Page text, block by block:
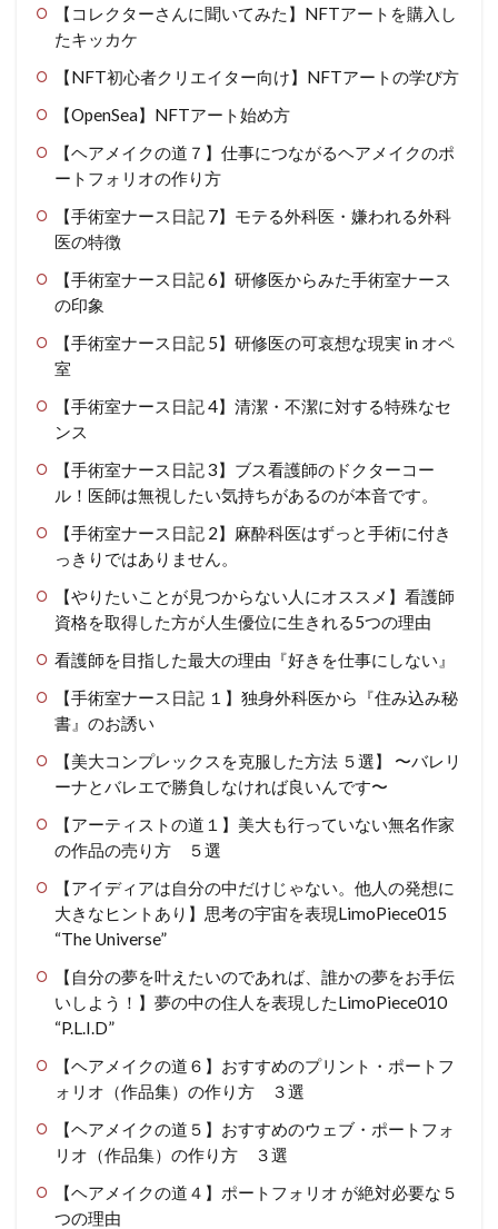
【コレクターさんに聞いてみた】NFTアートを購入し
たキッカケ
【NFT初心者クリエイター向け】NFTアートの学び方
【OpenSea】NFTアート始め方
【ヘアメイクの道７】仕事につながるヘアメイクのポ
ートフォリオの作り方
【手術室ナース日記 7】モテる外科医・嫌われる外科
医の特徴
【手術室ナース日記 6】研修医からみた手術室ナース
の印象
【手術室ナース日記 5】研修医の可哀想な現実 in オペ
室
【手術室ナース日記 4】清潔・不潔に対する特殊なセ
ンス
【手術室ナース日記 3】ブス看護師のドクターコー
ル！医師は無視したい気持ちがあるのが本音です。
【手術室ナース日記 2】麻酔科医はずっと手術に付き
っきりではありません。
【やりたいことが見つからない人にオススメ】看護師
資格を取得した方が人生優位に生きれる5つの理由
看護師を目指した最大の理由『好きを仕事にしない』
【手術室ナース日記 １】独身外科医から『住み込み秘
書』のお誘い
【美大コンプレックスを克服した方法 ５選】 〜バレリ
ーナとバレエで勝負しなければ良いんです〜
【アーティストの道１】美大も行っていない無名作家
の作品の売り方 ５選
【アイディアは自分の中だけじゃない。他人の発想に
大きなヒントあり】思考の宇宙を表現LimoPiece015
“The Universe”
【自分の夢を叶えたいのであれば、誰かの夢をお手伝
いしよう！】夢の中の住人を表現したLimoPiece010
“P.L.I.D”
【ヘアメイクの道６】おすすめのプリント・ポートフ
ォリオ（作品集）の作り方 ３選
【ヘアメイクの道５】おすすめのウェブ・ポートフォ
リオ（作品集）の作り方 ３選
【ヘアメイクの道４】ポートフォリオ が絶対必要な５
つの理由